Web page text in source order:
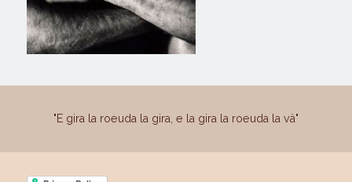
"E gira la roeuda la gira, e la gira la roeuda la và"